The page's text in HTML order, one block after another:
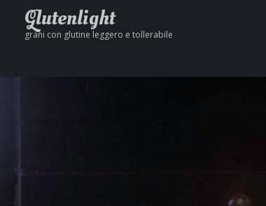
Glutenlight
grani con glutine leggero e tollerabile